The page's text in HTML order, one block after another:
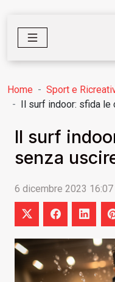
Home
Sport e
Il surf indoor: sfida le
Il surf
senza
6 dicembre 2023 16:07